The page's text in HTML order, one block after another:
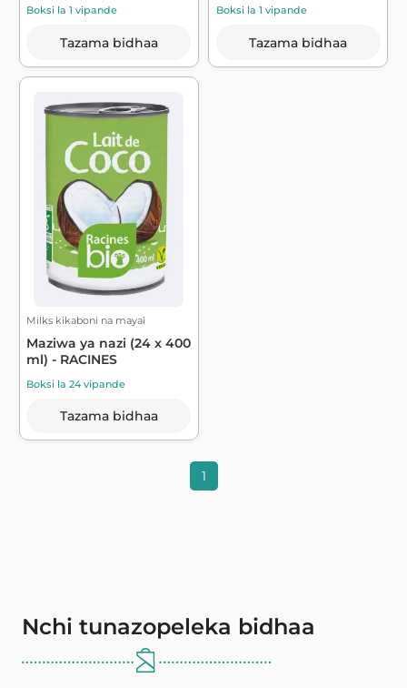
Boksi la 1 vipande
Tazama bidhaa
Boksi la 1 vipande
Tazama bidhaa
Milks kikaboni na mayai
Maziwa ya nazi (24 x 400
ml) - RACINES
Boksi la 24 vipande
Tazama bidhaa
1
Nchi tunazopeleka bidhaa